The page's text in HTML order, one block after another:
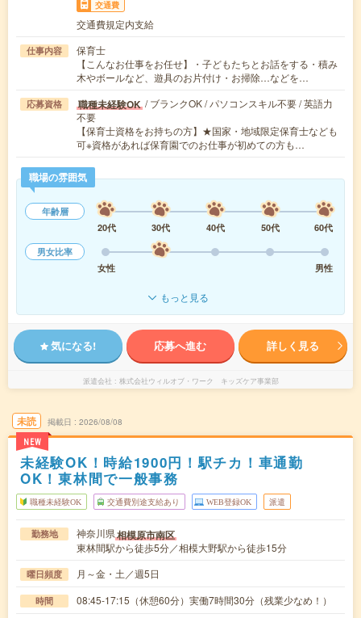
交通費
交通費規定内支給
仕事内容
保育士
【こんなお仕事をお任せ】・子どもたちとお話をする・積み
木やボールなど、遊具のお片付け・お掃除…などを…
応募資格 職種未経験OK / ブランクOK / パソコンスキル不要 / 英語力
不要
【保育士資格をお持ちの方】★国家・地域限定保育士なども
可※資格があれば保育園でのお仕事が初めての方も…
職場の雰囲気
年齢層
20代
30代 40代 50代
60代
男女比率
女性
男性
もっと見る
気になる! 応募へ進む 詳しく見る
派遣会社 株式会社ウィルオブ・ワーク キッズケア事業部
未読
NEW
掲載日 2026/08/08
未経験OK！時給1900円！駅チカ！車通勤
OK！東林間で一般事務
職種未経験OK 交通費別途支給あり WEB登録OK 派遣
勤務地 神奈川県相模原市南区
東林間駅から徒歩5分／相模大野駅から徒歩15分
曜日頻度 月～金・土／週5日
時間 08:45-17:15（休憩60分）実働7時間30分（残業少なめ！）